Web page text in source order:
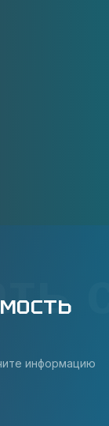
информацию